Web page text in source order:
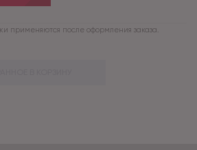
применяются после оформления заказа.